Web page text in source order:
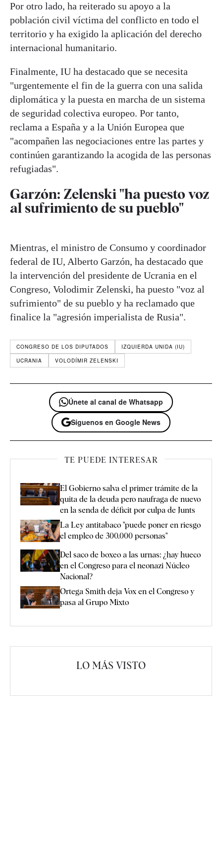
Por otro lado, ha reiterado su apoyo a la
población civil víctima del conflicto en todo el
territorio y ha exigido la aplicación del derecho
internacional humanitario.
Finalmente, IU ha destacado que se necesita
"urgentemente el fin de la guerra con una salida
diplomática y la puesta en marcha de un sistema
de seguridad colectiva europeo. Por tanto,
reclama a España y a la Unión Europea que
"acompañen las negociaciones entre las partes y
continúen garantizando la acogida de las personas
refugiadas".
Garzón: Zelenski "ha puesto voz
al sufrimiento de su pueblo"
Mientras, el ministro de Consumo y coordinador
federal de IU, Alberto Garzón, ha destacado que
la intervención del presidente de Ucrania en el
Congreso, Volodimir Zelenski, ha puesto "voz al
sufrimiento" de su pueblo y ha reclamado que
finalice la "agresión imperialista de Rusia".
CONGRESO DE LOS DIPUTADOS
IZQUIERDA UNIDA (IU)
UCRANIA
VOLODÍMIR ZELENSKI
Únete al canal de Whatsapp
Síguenos en Google News
TE PUEDE INTERESAR
El Gobierno salva el primer trámite de la
quita de la deuda pero naufraga de nuevo
en la senda de déficit por culpa de Junts
La Ley antitabaco "puede poner en riesgo
el empleo de 300.000 personas"
Del saco de boxeo a las urnas: ¿hay hueco
en el Congreso para el neonazi Núcleo
Nacional?
Ortega Smith deja Vox en el Congreso y
pasa al Grupo Mixto
LO MÁS VISTO